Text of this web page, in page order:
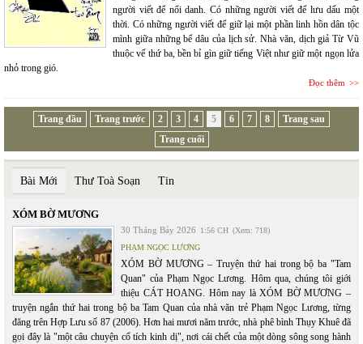
người viết để nổi danh. Có những người viết để lưu dấu một
thời. Có những người viết để giữ lại một phần linh hồn dân tộc
mình giữa những bể dâu của lịch sử. Nhà văn, dịch giả Từ Vũ
thuộc vế thứ ba, bền bỉ gìn giữ tiếng Việt như giữ một ngọn lửa
nhỏ trong gió.
Đọc thêm
Trang đầu Trang trước 2 3 4 5 6 7 8
Trang sau
Trang cuối
Bài Mới Thư Toà Soạn Tin
XÓM BỜ MƯƠNG
30 Tháng Bảy 2026 1:56 CH (Xem: 718)
PHẠM NGỌC LƯƠNG
XÓM BỜ MƯƠNG – Truyện thứ hai trong bộ ba "Tam
Quan" của Phạm Ngọc Lương. Hôm qua, chúng tôi giới
thiệu CÁT HOANG. Hôm nay là XÓM BỜ MƯƠNG –
truyện ngắn thứ hai trong bộ ba Tam Quan của nhà văn trẻ Phạm Ngọc Lương, từng
đăng trên Hợp Lưu số 87 (2006). Hơn hai mươi năm trước, nhà phê bình Thụy Khuê đã
gọi đây là "một câu chuyện cổ tích kinh dị", nơi cái chết của một dòng sông song hành